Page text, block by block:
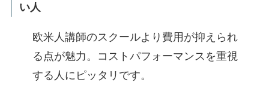
い人
欧米人講師のスクールより費用が抑えられ
る点が魅力。コストパフォーマンスを重視
する人にピッタリです。